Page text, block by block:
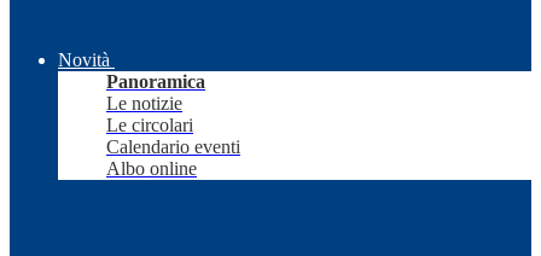
Novità
Panoramica
Le notizie
Le circolari
Calendario eventi
Albo online